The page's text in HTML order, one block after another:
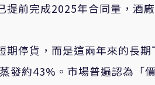
前完成2025年合同量，酒
停貨，而是這兩年來的長期
發約43%。市場普遍認為「